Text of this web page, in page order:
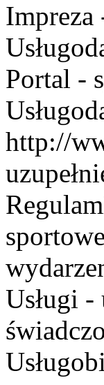
Impreza
Portal -
http://
Usługi